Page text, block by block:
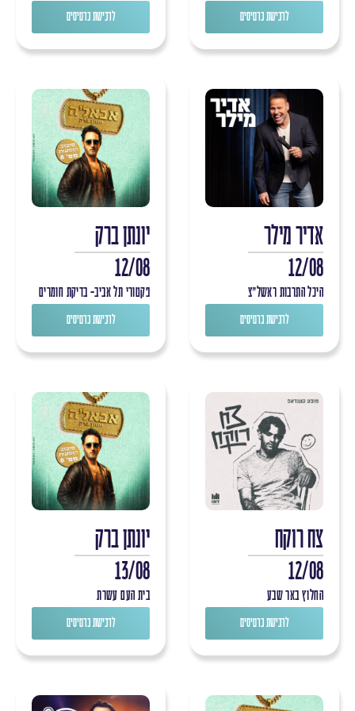
לרכישת כרטיסים לרכישת כרטיסים
אדיר מילר
12/08
היכל התרבות ראשל"צ
לרכישת כרטיסים
יונתן ברק
12/08
פקטורי תל אביב- בדיקת חומרים
לרכישת כרטיסים
צח רוקח
12/08
החלוץ באר שבע
לרכישת כרטיסים
יונתן ברק
13/08
בית העם עשרת
לרכישת כרטיסים